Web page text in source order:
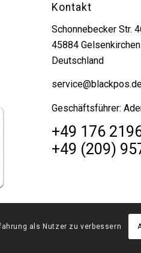
Kontakt
Schonnebecker Str.
45884 Gelsenkirchen
Deutschland
Geschäftsführer:
+49 176
+49 (209)
als Nutzer zu verbessern